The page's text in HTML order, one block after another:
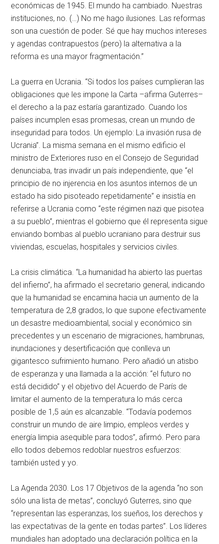
económicas de 1945. El mundo ha cambiado. Nuestras
instituciones, no. (…) No me hago ilusiones. Las reformas
son una cuestión de poder. Sé que hay muchos intereses
y agendas contrapuestos (pero) la alternativa a la
reforma es una mayor fragmentación.”
La guerra en Ucrania. “Si todos los países cumplieran las
obligaciones que les impone la Carta –afirma Guterres–
el derecho a la paz estaría garantizado. Cuando los
países incumplen esas promesas, crean un mundo de
inseguridad para todos. Un ejemplo: La invasión rusa de
Ucrania”. La misma semana en el mismo edificio el
ministro de Exteriores ruso en el Consejo de Seguridad
denunciaba, tras invadir un país independiente, que “el
principio de no injerencia en los asuntos internos de un
estado ha sido pisoteado repetidamente” e insistía en
referirse a Ucrania como “este régimen nazi que pisotea
a su pueblo”, mientras el gobierno que él representa sigue
enviando bombas al pueblo ucraniano para destruir sus
viviendas, escuelas, hospitales y servicios civiles.
La crisis climática. “La humanidad ha abierto las puertas
del infierno”, ha afirmado el secretario general, indicando
que la humanidad se encamina hacia un aumento de la
temperatura de 2,8 grados, lo que supone efectivamente
un desastre medioambiental, social y económico sin
precedentes y un escenario de migraciones, hambrunas,
inundaciones y desertificación que conlleva un
gigantesco sufrimiento humano. Pero añadió un atisbo
de esperanza y una llamada a la acción: “el futuro no
está decidido” y el objetivo del Acuerdo de París de
limitar el aumento de la temperatura lo más cerca
posible de 1,5 aún es alcanzable. “Todavía podemos
construir un mundo de aire limpio, empleos verdes y
energía limpia asequible para todos”, afirmó. Pero para
ello todos debemos redoblar nuestros esfuerzos:
también usted y yo.
La Agenda 2030. Los 17 Objetivos de la agenda “no son
sólo una lista de metas”, concluyó Guterres, sino que
“representan las esperanzas, los sueños, los derechos y
las expectativas de la gente en todas partes”. Los líderes
mundiales han adoptado una declaración política en la